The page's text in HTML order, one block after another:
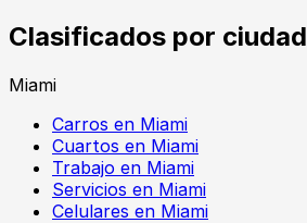
Clasificados por ciudad
Miami
Carros en Miami
Cuartos en Miami
Trabajo en Miami
Servicios en Miami
Celulares en Miami